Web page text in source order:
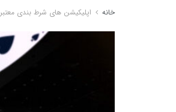
خانه اپلیکیشن های شرط بندی معتبر